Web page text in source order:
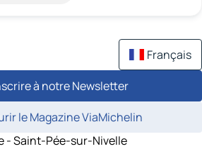
Français
à notre Newsletter
le Magazine ViaMichelin
- Saint-Pée-sur-Nivelle